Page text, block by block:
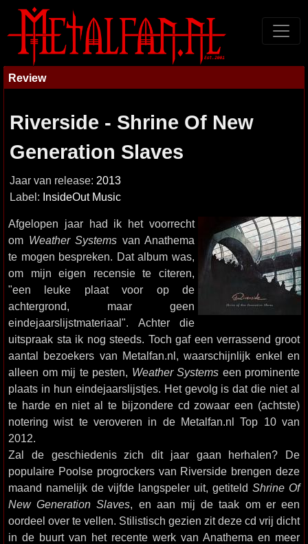
Review
Riverside - Shrine Of New
Generation Slaves
Jaar van release: 2013
Label: InsideOut Music
Afgelopen jaar had ik het voorrecht
om Weather Systems van Anathema
te mogen bespreken. Dat album was,
om mijn eigen recensie te citeren,
"een leuke plaat voor op de
achtergrond, maar geen
eindejaarslijstmateriaal". Achter die
uitspraak sta ik nog steeds. Toch gaf een verrassend groot
aantal bezoekers van Metalfan.nl, waarschijnlijk enkel en
alleen om mij te pesten, Weather Systems een prominente
plaats in hun eindejaarslijstjes. Het gevolg is dat die niet al
te harde en niet al te bijzondere cd zowaar een (achtste)
notering wist te veroveren in de Metalfan.nl Top 10 van
2012.
Zal de geschiedenis zich dit jaar gaan herhalen? De
populaire Poolse progrockers van Riverside brengen deze
maand namelijk de vijfde langspeler uit, getiteld Shrine Of
New Generation Slaves, en aan mij de taak om er een
oordeel over te vellen. Stilistisch gezien zit deze cd vrij dicht
in de buurt van het recente werk van Anathema en meer